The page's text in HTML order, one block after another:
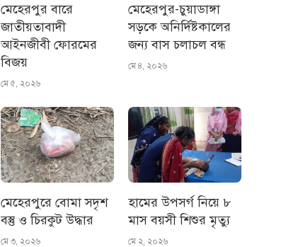
মেহেরপুর বারে
জাতীয়তাবাদী
আইনজীবী ফোরমের
বিজয়
মে ৫, ২০২৬
মেহেরপুর-চুয়াডাঙ্গা
সড়কে অনির্দিষ্টকালের
জন্য বাস চলাচল বন্ধ
মে ৪, ২০২৬
মেহেরপুরে বোমা সদৃশ
বস্তু ও চিরকুট উদ্ধার
মে ৩, ২০২৬
হামের উপসর্গ নিয়ে ৮
মাস বয়সী শিশুর মৃত্যু
মে ২, ২০২৬